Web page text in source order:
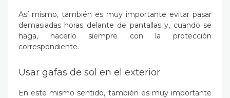
Así mismo, también es muy importante evitar pasar
demasiadas horas delante de pantallas y, cuando se
haga, hacerlo siempre con la protección
correspondiente.
Usar gafas de sol en el exterior
En este mismo sentido, también es muy importante